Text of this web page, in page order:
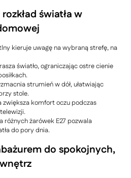
światła w
kieruje uwagę na wybraną strefę, na
światło, ograniczając ostre cienie
strumień w dół, ułatwiając
stole.
zwiększa komfort oczu podczas
różnych żarówek E27 pozwala
do pory dnia.
do spokojnych,